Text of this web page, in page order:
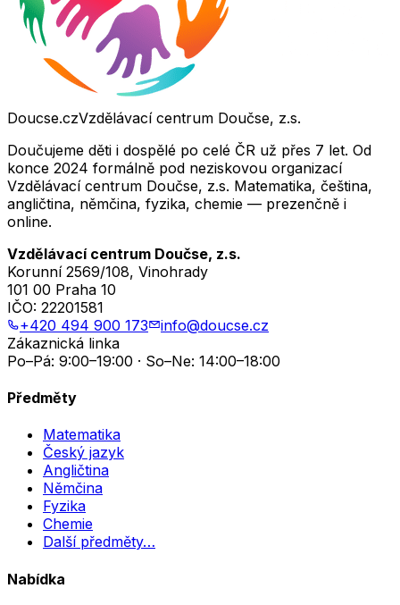
Doucse.czVzdělávací centrum Doučse, z.s.
Doučujeme děti i dospělé po celé ČR už přes 7 let. Od
konce 2024 formálně pod neziskovou organizací
Vzdělávací centrum Doučse, z.s. Matematika, čeština,
angličtina, němčina, fyzika, chemie — prezenčně i
online.
Vzdělávací centrum Doučse, z.s.
Korunní 2569/108, Vinohrady
101 00 Praha 10
IČO: 22201581
+420 494 900 173
info@doucse.cz
Zákaznická linka
Po–Pá: 9:00–19:00 · So–Ne: 14:00–18:00
Předměty
Matematika
Český jazyk
Angličtina
Němčina
Fyzika
Chemie
Další předměty…
Nabídka